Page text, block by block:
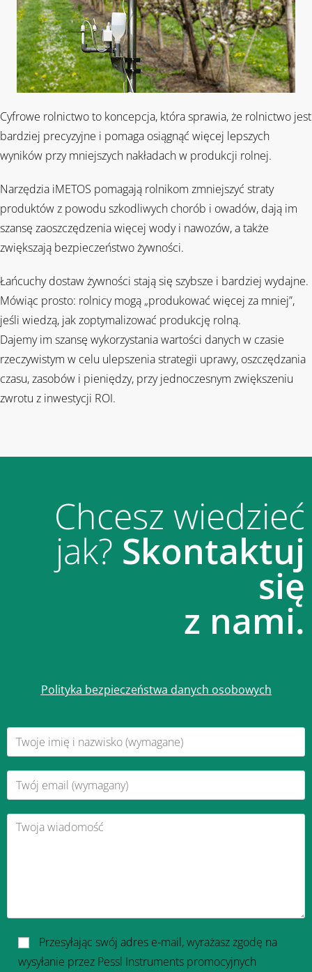
Cyfrowe rolnictwo to koncepcja, która sprawia, że rolnictwo jest
bardziej precyzyjne i pomaga osiągnąć więcej lepszych
wyników przy mniejszych nakładach w produkcji rolnej.
Narzędzia iMETOS pomagają rolnikom zmniejszyć straty
produktów z powodu szkodliwych chorób i owadów, dają im
szansę zaoszczędzenia więcej wody i nawozów, a także
zwiększają bezpieczeństwo żywności.
Łańcuchy dostaw żywności stają się szybsze i bardziej wydajne.
Mówiąc prosto: rolnicy mogą „produkować więcej za mniej”,
jeśli wiedzą, jak zoptymalizować produkcję rolną.
Dajemy im szansę wykorzystania wartości danych w czasie
rzeczywistym w celu ulepszenia strategii uprawy, oszczędzania
czasu, zasobów i pieniędzy, przy jednoczesnym zwiększeniu
zwrotu z inwestycji ROI.
Chcesz wiedzieć
jak? Skontaktuj
się
z nami.
Polityka bezpieczeństwa danych osobowych
Przesyłając swój adres e-mail, wyrażasz zgodę na
wysyłanie przez Pessl Instruments promocyjnych